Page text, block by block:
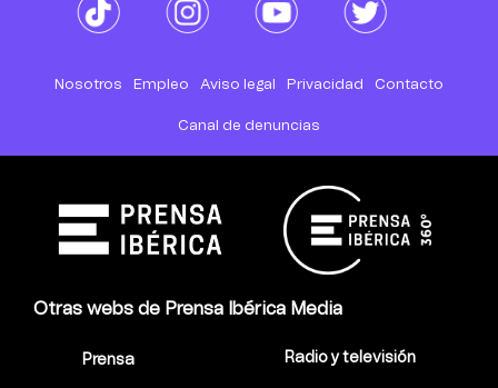
Nosotros Empleo Aviso legal Privacidad Contacto
Canal de denuncias
Otras webs de Prensa Ibérica Media
Prensa Radio y televisión